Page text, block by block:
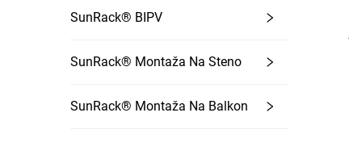
SunRack® BIPV
SunRack® Montaža Na Steno
SunRack® Montaža Na Balkon